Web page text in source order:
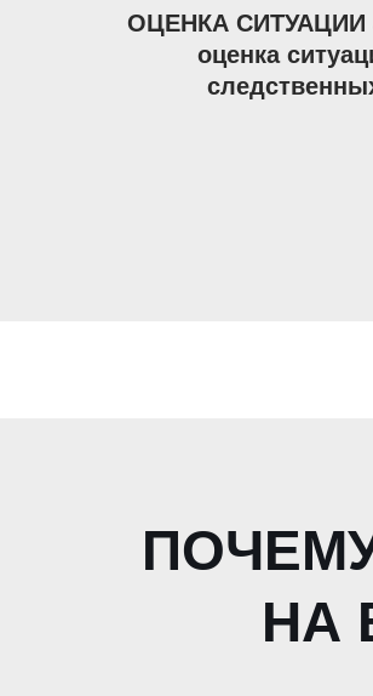
ОЦЕНКА СИТУАЦИИ
оценка
НА